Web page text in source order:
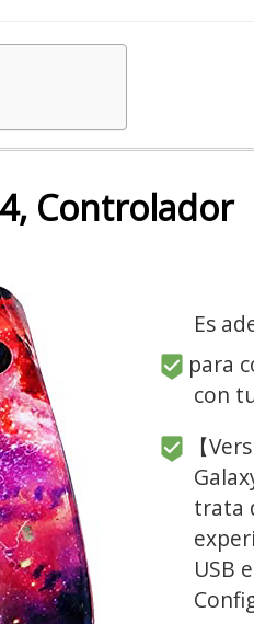
Controlador
Es
para
con
【
trata
USB